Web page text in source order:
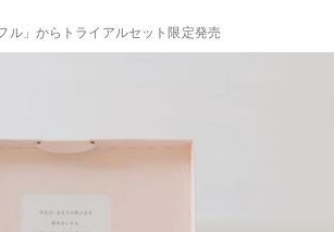
ル」からトライアルセット限定発売